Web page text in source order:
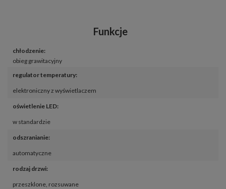
Funkcje
chłodzenie:
obieg grawitacyjny
regulator temperatury:
elektroniczny z wyświetlaczem
oświetlenie LED:
w standardzie
odszranianie:
automatyczne
rodzaj drzwi:
przeszklone, rozsuwane